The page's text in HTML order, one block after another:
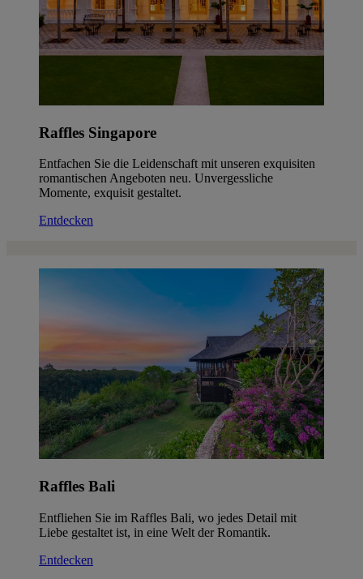
Raffles Singapore
Entfachen Sie die Leidenschaft mit unseren exquisiten
romantischen Angeboten neu. Unvergessliche
Momente, exquisit gestaltet.
Entdecken
Raffles Bali
Entfliehen Sie im Raffles Bali, wo jedes Detail mit
Liebe gestaltet ist, in eine Welt der Romantik.
Entdecken